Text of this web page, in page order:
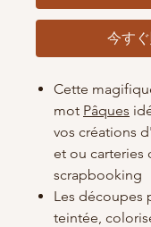
今す
Cette
mot Pâques
vos créations
et ou carteries
scrapbooking
Les découpes
teintée,